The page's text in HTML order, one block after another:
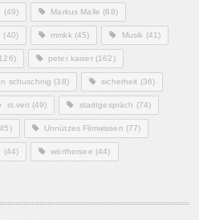
(49) Markus Malle (68)
(40) mmkk(45) Musik (41)
peter kaiser(162)
schuschnig (38) sicherheit (36)
st.veit(49) stadtgespräch (74)
Unnützes Filmwissen (77)
(44) wörthersee (44)